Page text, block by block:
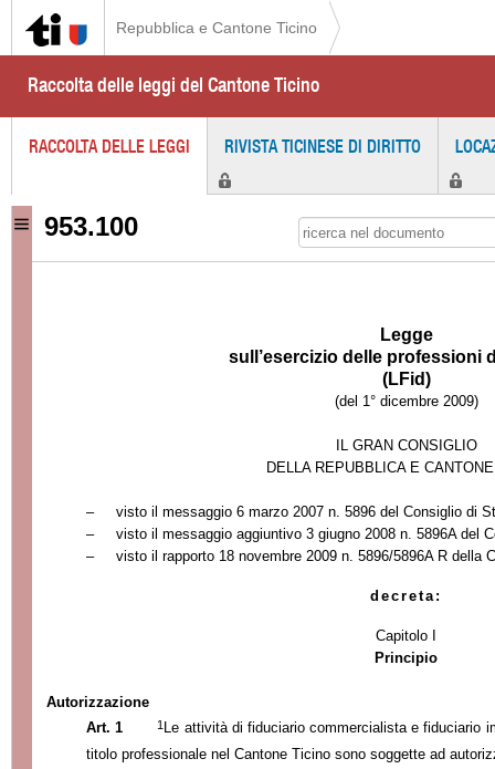
Repubblica e Cantone Ticino
Raccolta delle leggi del Cantone Ticino
RACCOLTA DELLE LEGGI RIVISTA TICINESE DI DIRITTO
953.100
Legge
sull’esercizio delle professioni
(LFid)
(del 1° dicembre 2009)
IL GRAN CONSIGLIO
DELLA REPUBBLICA E
– visto il messaggio6 marzo 2007 n. 5896 del Consiglio di
–
visto il messaggio aggiuntivo3 giugno 2008 n. 5896A del
–
visto il rapporto 18 novembre 2009 n. 5896/5896A R della
decreta:
Capitolo I
Principio
Autorizzazione
Art. 1
1 Le attività di fiduciario commercialista e fiduciario
titolo professionale nel Cantone Ticino sono soggette ad